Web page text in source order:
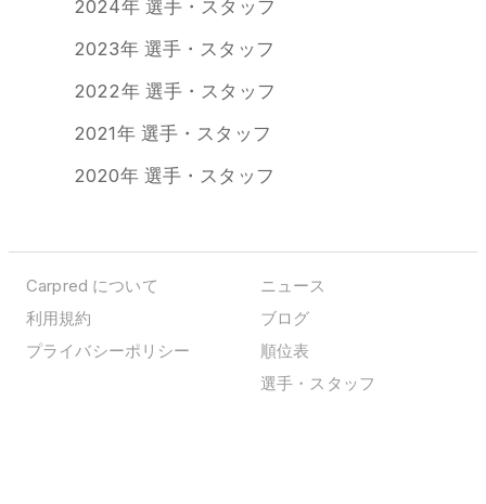
2024年 選手・スタッフ
2023年 選手・スタッフ
2022年 選手・スタッフ
2021年 選手・スタッフ
2020年 選手・スタッフ
Carpred について
利用規約
プライバシーポリシー
ニュース
ブログ
順位表
選手・スタッフ